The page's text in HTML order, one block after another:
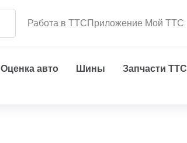
Работа в ТТСПриложение Мой ТТС
Оценка авто Шины Запчасти ТТС